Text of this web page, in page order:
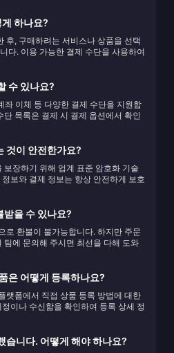
하나요?
후, 구매하려는 서비스나 상품을 선택
다. 이용 가능한 결제 수단을 사용하여
수 있나요?
좌 이체 등 다양한 결제 수단을 지원합
단 목록은 결제 시 결제 옵션에서 확인
것이 안전한가요?
장하기 위해 업계 표준 암호화 기술
보와 결제 정보는 항상 안전하게 보호
받을 수 있나요?
로 환불이 불가능합니다. 하지만 주문
팀에 문의해 주시면 최선을 다해 도와
은 어떻게 등록하나요?
랫폼에서 직접 상품 등록 방법에 대한
이나 수신함을 확인하여 등록 상세 정
습니다. 어떻게 해야 하나요?